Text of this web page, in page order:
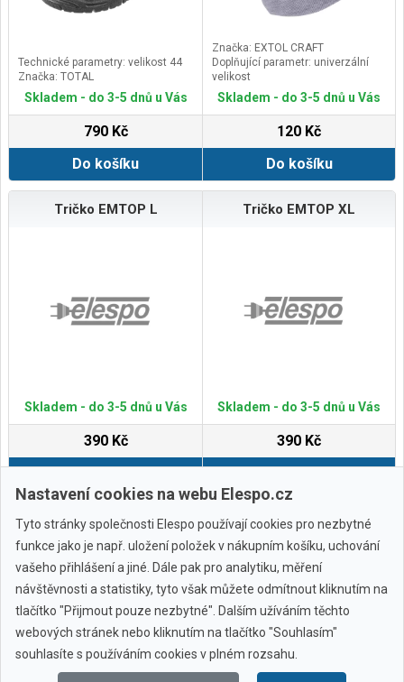
Technické parametry: velikost 44
Značka: TOTAL
Skladem - do 3-5 dnů u Vás
790 Kč
Do košíku
Značka: EXTOL CRAFT
Doplňující parametr: univerzální
velikost
Skladem - do 3-5 dnů u Vás
120 Kč
Do košíku
Tričko EMTOP L
Skladem - do 3-5 dnů u Vás
390 Kč
Tričko EMTOP XL
Skladem - do 3-5 dnů u Vás
390 Kč
Všechny značky
Nastavení cookies na webu Elespo.cz
Tyto stránky společnosti Elespo používají cookies pro nezbytné
funkce jako je např. uložení položek v nákupním košíku, uchování
vašeho přihlášení a jiné. Dále pak pro analytiku, měření
návštěvnosti a statistiky, tyto však můžete odmítnout kliknutím na
tlačítko "Přijmout pouze nezbytné". Dalším užíváním těchto
webových stránek nebo kliknutím na tlačítko "Souhlasím"
souhlasíte s používáním cookies v plném rozsahu.